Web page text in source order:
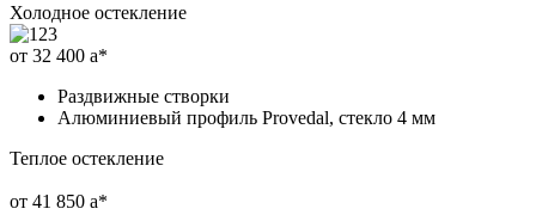
Холодное остекление
от 32 400 a*
Раздвижные створки
Алюминиевый профиль Provedal, стекло 4 мм
Теплое остекление
от 41 850 a*